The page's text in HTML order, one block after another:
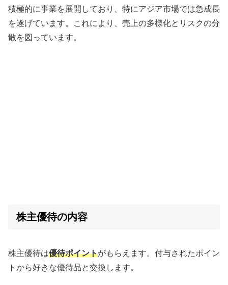
積極的に事業を展開しており、特にアジア市場では急成長
を遂げています。これにより、売上の多様化とリスクの分
散を図っています。
株主優待の内容
株主優待は優待ポイントがもらえます。付与されたポイン
トから好きな優待品と交換します。